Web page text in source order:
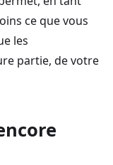
ce que vous
les
partie, de votre